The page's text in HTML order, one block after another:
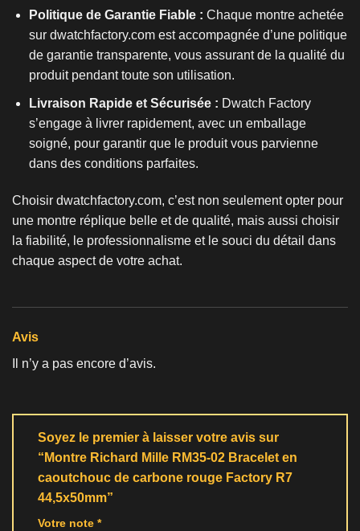
Politique de Garantie Fiable : Chaque montre achetée
sur dwatchfactory.com est accompagnée d’une politique
de garantie transparente, vous assurant de la qualité du
produit pendant toute son utilisation.
Livraison Rapide et Sécurisée : Dwatch Factory
s’engage à livrer rapidement, avec un emballage
soigné, pour garantir que le produit vous parvienne
dans des conditions parfaites.
Choisir dwatchfactory.com, c’est non seulement opter pour
une montre réplique belle et de qualité, mais aussi choisir
la fiabilité, le professionnalisme et le souci du détail dans
chaque aspect de votre achat.
Avis
Il n’y a pas encore d’avis.
Soyez le premier à laisser votre avis sur
“Montre Richard Mille RM35-02 Bracelet en
caoutchouc de carbone rouge Factory R7
44,5x50mm”
Votre note *